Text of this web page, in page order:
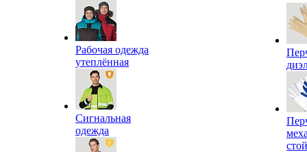
Рабочая одежда
утеплённая
Сигнальная
одежда